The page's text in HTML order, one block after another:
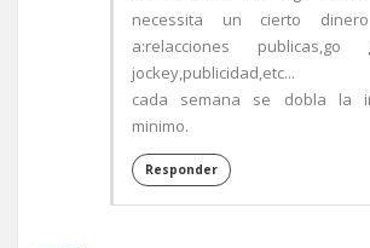
necessita un cierto
a:relacciones publicas,go
jockey,publicidad,etc...
cada semana se dobla la
minimo.
Responder